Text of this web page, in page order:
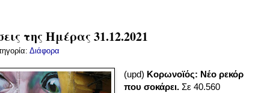
της Ημέρας 31.12.2021
Διάφορα
(upd) Κορωνοϊός: Νέο ρεκόρ
που σοκάρει. Σε 40.560